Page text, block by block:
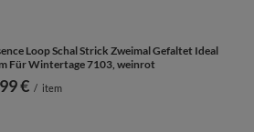
Loop Schal Strick Zweimal Gefaltet Ideal
Für Wintertage 7103, weinrot
€ / item